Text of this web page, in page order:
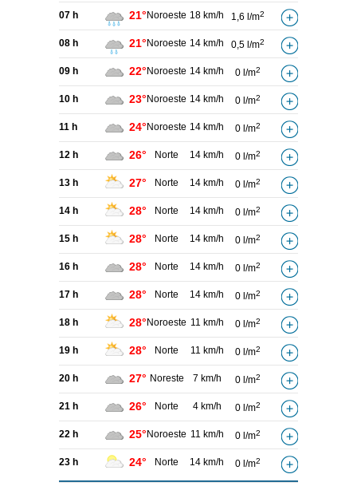
07 h 21° Noroeste 18 km/h 1,6 l/m2
08 h 21° Noroeste 14 km/h 0,5 l/m2
09 h 22° Noroeste 14 km/h 0 l/m2
10 h 23° Noroeste 14 km/h 0 l/m2
11 h 24° Noroeste 14 km/h 0 l/m2
12 h 26° Norte 14 km/h 0 l/m2
13 h 27° Norte 14 km/h 0 l/m2
14 h 28° Norte 14 km/h 0 l/m2
15 h 28° Norte 14 km/h 0 l/m2
16 h 28° Norte 14 km/h 0 l/m2
17 h 28° Norte 14 km/h 0 l/m2
18 h 28° Noroeste 11 km/h 0 l/m2
19 h 28° Norte 11 km/h 0 l/m2
20 h 27° Noreste 7 km/h 0 l/m2
21 h 26° Norte 4 km/h 0 l/m2
22 h 25° Noroeste 11 km/h 0 l/m2
23 h 24° Norte 14 km/h 0 l/m2